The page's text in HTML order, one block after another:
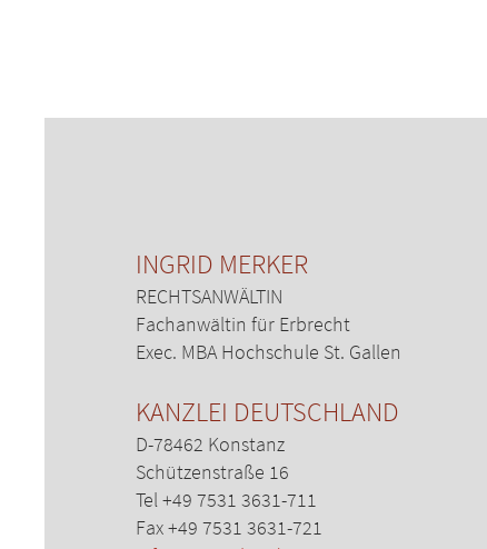
INGRID MERKER
RECHTSANWÄLTIN
Fachanwältin für Erbrecht
Exec. MBA Hochschule St. Gallen
KANZLEI DEUTSCHLAND
D-78462 Konstanz
Schützenstraße 16
Tel +49 7531 3631-711
Fax +49 7531 3631-721